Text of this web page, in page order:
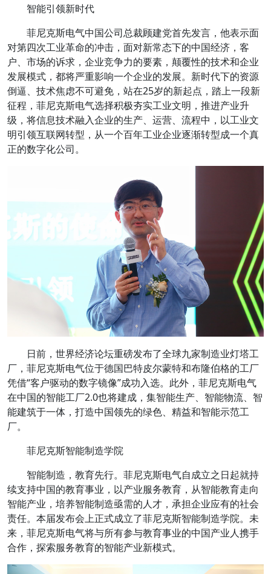
智能引领新时代
菲尼克斯电气中国公司总裁顾建党首先发言，他表示面
对第四次工业革命的冲击，面对新常态下的中国经济，客
户、市场的诉求，企业竞争力的要素，颠覆性的技术和企业
发展模式，都将严重影响一个企业的发展。新时代下的资源
倒逼、技术焦虑不可避免，站在25岁的新起点，踏上一段新
征程，菲尼克斯电气选择积极夯实工业文明，推进产业升
级，将信息技术融入企业的生产、运营、流程中，以工业文
明引领互联网转型，从一个百年工业企业逐渐转型成一个真
正的数字化公司。
日前，世界经济论坛重磅发布了全球九家制造业灯塔工
厂，菲尼克斯电气位于德国巴特皮尔蒙特和布隆伯格的工厂
凭借“客户驱动的数字镜像”成功入选。此外，菲尼克斯电气
在中国的智能工厂2.0也将建成，集智能生产、智能物流、智
能建筑于一体，打造中国领先的绿色、精益和智能示范工
厂。
菲尼克斯智能制造学院
智能制造，教育先行。菲尼克斯电气自成立之日起就持
续支持中国的教育事业，以产业服务教育，从智能教育走向
智能产业，培养智能制造亟需的人才，承担企业应有的社会
责任。本届发布会上正式成立了菲尼克斯智能制造学院。未
来，菲尼克斯电气将与所有参与教育事业的中国产业人携手
合作，探索服务教育的智能产业新模式。